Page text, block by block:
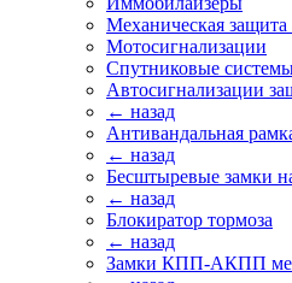
Механическая защита
Мотосигнализации
Спутниковые
Автосигнализации
← назад
Антивандальная
← назад
Бесштыревые замки
← назад
Блокиратор тормоза
← назад
Замки КПП-АКПП